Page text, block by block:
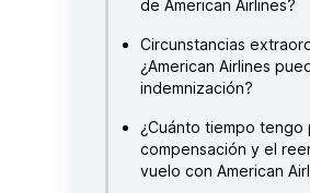
de American Airlines?
Circunstancias
¿American Airlines
indemnización?
¿Cuánto tiempo tengo
compensación y el
vuelo con American